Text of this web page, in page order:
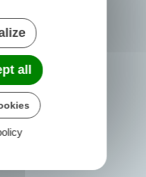
all